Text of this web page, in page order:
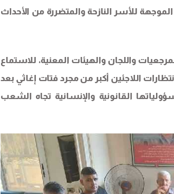
للأسر النازحة والمتضررة من الأحداث
واللجان والهيئات المعنية، للاستماع
اللاجئين أكبر من مجرد فتات إغاثي بعد
القانونية والإنسانية تجاه الشعب